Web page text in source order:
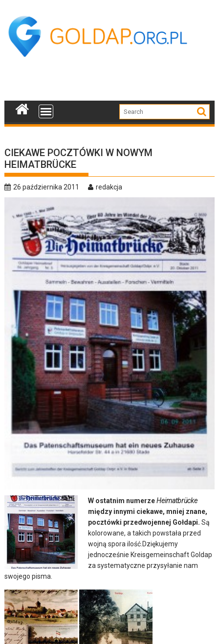
content
CIEKAWE POCZTÓWKI W NOWYM
HEIMATBRÜCKE
26 października 2011 redakcja
W ostatnim numerzeHeimatbrücke
między innymi ciekawe, mniej znane,
pocztówki przedwojennej Gołdapi. Są
kolorowane, a takich powstała przed
wojną spora ilość.Dziękujemy
jednocześnie Kreisgemeinschaft Goldap
za systematyczne przysyłanie nam
swojego pisma.